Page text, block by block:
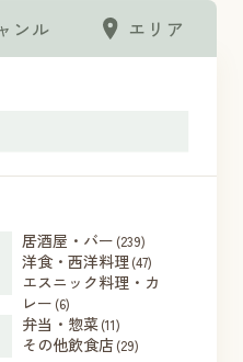
ンル エリア
居酒屋・バー (239)
洋食・西洋料理 (47)
エスニック料理・カ
レー (6)
弁当・惣菜(11)
その他飲食店(29)